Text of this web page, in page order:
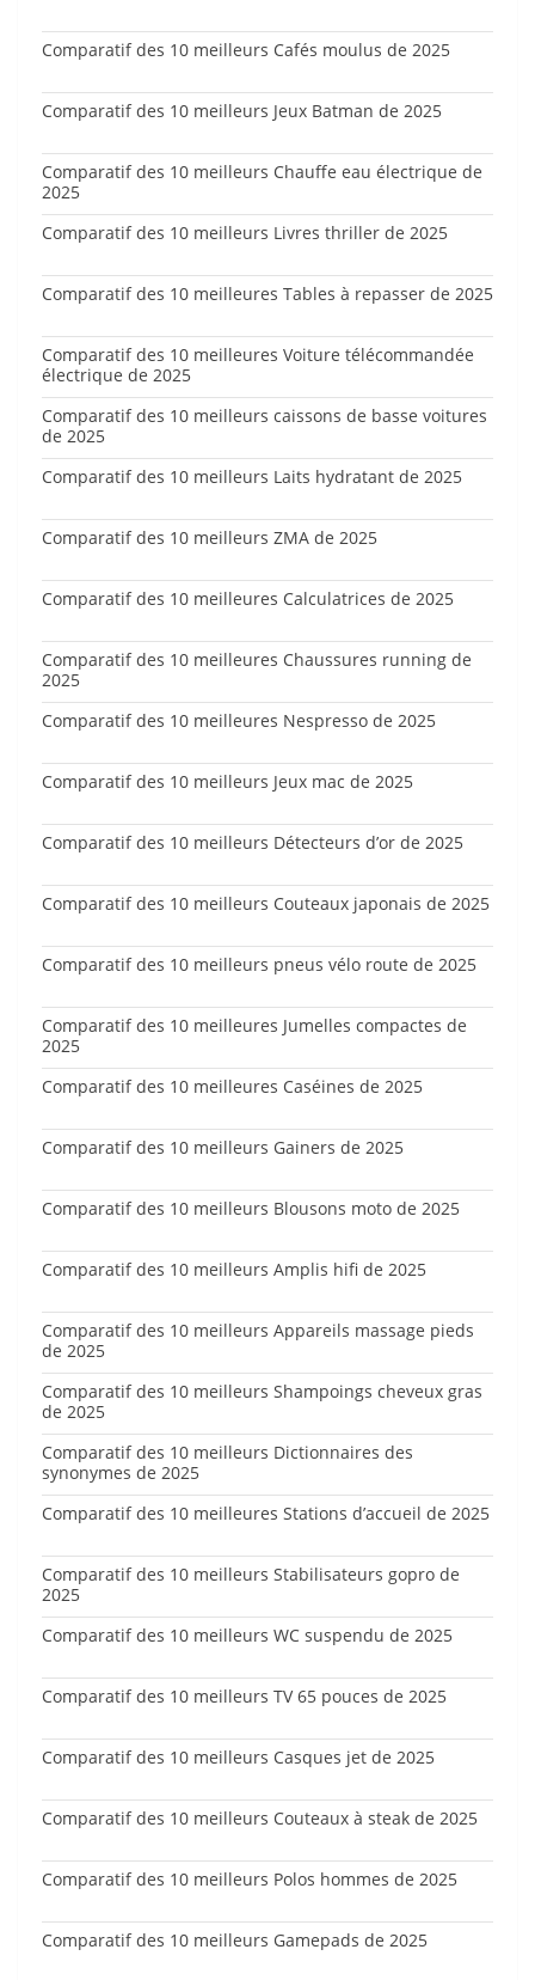
Comparatif des 10 meilleurs Cafés moulus de 2025
Comparatif des 10 meilleurs Jeux Batman de 2025
Comparatif des 10 meilleurs Chauffe eau électrique de
2025
Comparatif des 10 meilleurs Livres thriller de 2025
Comparatif des 10 meilleures Tables à repasser de 2025
Comparatif des 10 meilleures Voiture télécommandée
électrique de 2025
Comparatif des 10 meilleurs caissons de basse voitures
de 2025
Comparatif des 10 meilleurs Laits hydratant de 2025
Comparatif des 10 meilleurs ZMA de 2025
Comparatif des 10 meilleures Calculatrices de 2025
Comparatif des 10 meilleures Chaussures running de
2025
Comparatif des 10 meilleures Nespresso de 2025
Comparatif des 10 meilleurs Jeux mac de 2025
Comparatif des 10 meilleurs Détecteurs d’or de 2025
Comparatif des 10 meilleurs Couteaux japonais de 2025
Comparatif des 10 meilleurs pneus vélo route de 2025
Comparatif des 10 meilleures Jumelles compactes de
2025
Comparatif des 10 meilleures Caséines de 2025
Comparatif des 10 meilleurs Gainers de 2025
Comparatif des 10 meilleurs Blousons moto de 2025
Comparatif des 10 meilleurs Amplis hifi de 2025
Comparatif des 10 meilleurs Appareils massage pieds
de 2025
Comparatif des 10 meilleurs Shampoings cheveux gras
de 2025
Comparatif des 10 meilleurs Dictionnaires des
synonymes de 2025
Comparatif des 10 meilleures Stations d’accueil de 2025
Comparatif des 10 meilleurs Stabilisateurs gopro de
2025
Comparatif des 10 meilleurs WC suspendu de 2025
Comparatif des 10 meilleurs TV 65 pouces de 2025
Comparatif des 10 meilleurs Casques jet de 2025
Comparatif des 10 meilleurs Couteaux à steak de 2025
Comparatif des 10 meilleurs Polos hommes de 2025
Comparatif des 10 meilleurs Gamepads de 2025